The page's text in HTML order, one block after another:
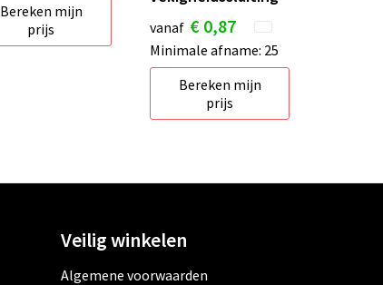
Bereken mijn
prijs
vanaf € 0,87
Minimale afname: 25
Bereken mijn
prijs
Veilig winkelen
Algemene voorwaarden